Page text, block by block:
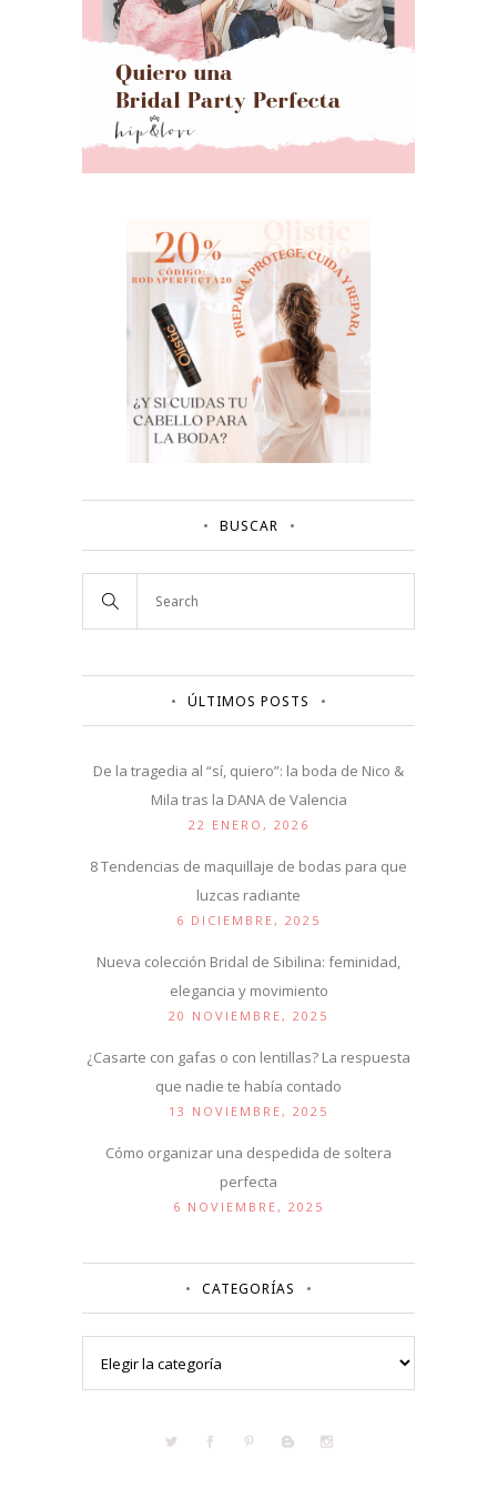
BUSCAR
ÚLTIMOS POSTS
De la tragedia al “sí, quiero”: la boda de Nico &
Mila tras la DANA de Valencia
22 ENERO, 2026
8 Tendencias de maquillaje de bodas para que
luzcas radiante
6 DICIEMBRE, 2025
Nueva colección Bridal de Sibilina: feminidad,
elegancia y movimiento
20 NOVIEMBRE, 2025
¿Casarte con gafas o con lentillas? La respuesta
que nadie te había contado
13 NOVIEMBRE, 2025
Cómo organizar una despedida de soltera
perfecta
6 NOVIEMBRE, 2025
CATEGORÍAS